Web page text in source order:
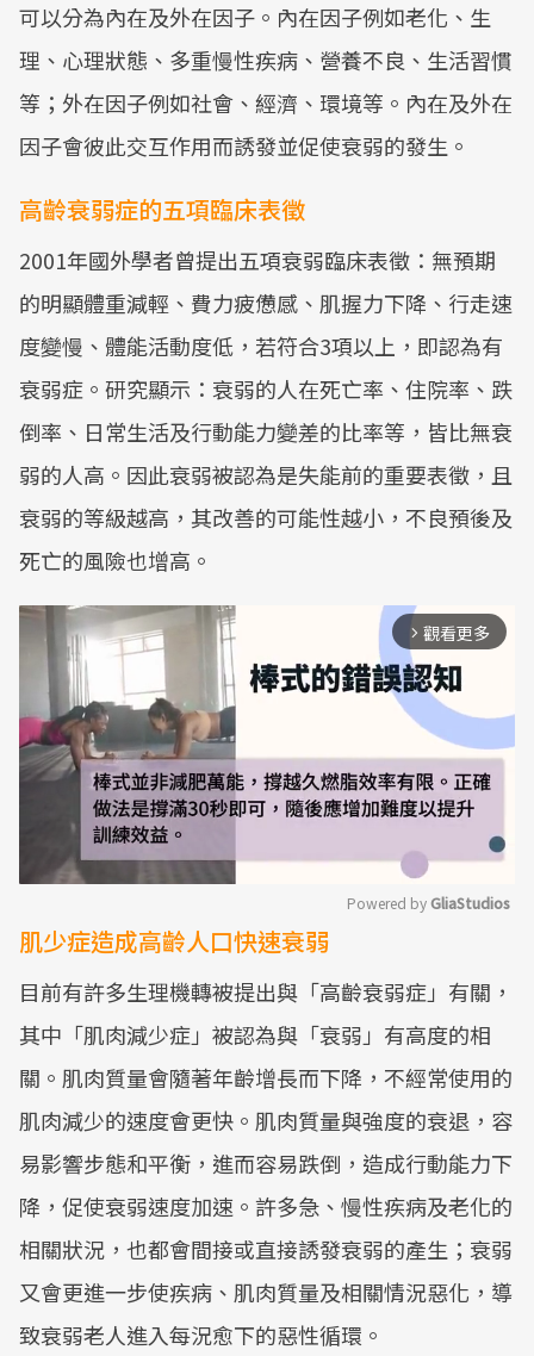
可以分為內在及外在因子。內在因子例如老化、生
理、心理狀態、多重慢性疾病、營養不良、生活習慣
等；外在因子例如社會、經濟、環境等。內在及外在
因子會彼此交互作用而誘發並促使衰弱的發生。
高齡衰弱症的五項臨床表徵
2001年國外學者曾提出五項衰弱臨床表徵：無預期
的明顯體重減輕、費力疲憊感、肌握力下降、行走速
度變慢、體能活動度低，若符合3項以上，即認為有
衰弱症。研究顯示：衰弱的人在死亡率、住院率、跌
倒率、日常生活及行動能力變差的比率等，皆比無衰
弱的人高。因此衰弱被認為是失能前的重要表徵，且
衰弱的等級越高，其改善的可能性越小，不良預後及
死亡的風險也增高。
arrow_forward_ios 觀看更多
Powered by GliaStudios
肌少症造成高齡人口快速衰弱
目前有許多生理機轉被提出與「高齡衰弱症」有關，
其中「肌肉減少症」被認為與「衰弱」有高度的相
關。肌肉質量會隨著年齡增長而下降，不經常使用的
肌肉減少的速度會更快。肌肉質量與強度的衰退，容
易影響步態和平衡，進而容易跌倒，造成行動能力下
降，促使衰弱速度加速。許多急、慢性疾病及老化的
相關狀況，也都會間接或直接誘發衰弱的產生；衰弱
又會更進一步使疾病、肌肉質量及相關情況惡化，導
致衰弱老人進入每況愈下的惡性循環。